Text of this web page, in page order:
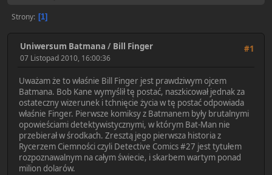
Strony 1
#1
Uniwersum Batmana / Bill Finger
07 Listopad 2010, 16:00:36
Uważam że to właśnie Bill Finger jest prawdziwym ojcem
Batmana. Bob Kane wymyślił tę postać, naszkicował jednak za
ostateczny wizerunek i tchnięcie życia w tę postać odpowiada
właśnie Finger. Pierwsze komiksy z Batmanem były brutalnymi
opowieściami detektywistycznymi, w którym Bat-Man nie
przebierał w środkach. Zresztą jego pierwsza historia z
Rycerzem Ciemności czyli Detective Comics #27 jest tytułem
rozpoznawalnym na całym świecie, i skarbem wartym ponad
milion dolarów.